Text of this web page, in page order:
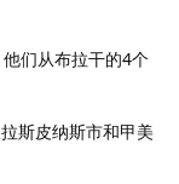
们从布拉干的4个
斯皮纳斯市和甲美